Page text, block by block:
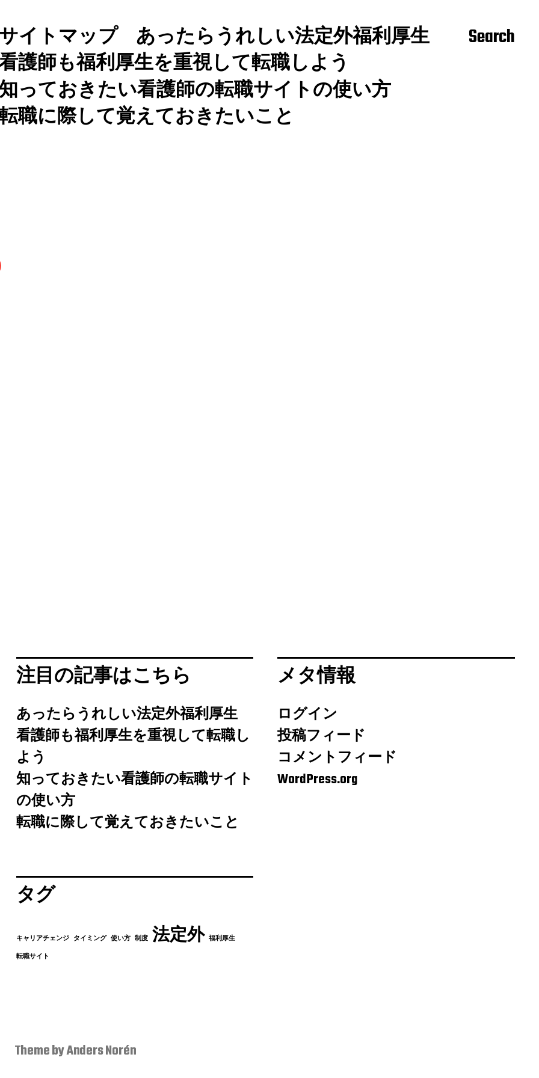
イトマップ
あったらうれしい法定外福利厚生
護師も福利厚生を重視して転職しよう
っておきたい看護師の転職サイトの使い方
職に際して覚えておきたいこと
Search
注目の記事はこちら
あったらうれしい法定外福利厚生
看護師も福利厚生を重視して転職し
よう
知っておきたい看護師の転職サイト
の使い方
転職に際して覚えておきたいこと
タグ
キャリアチェンジ タイミング 使い方 制度 法定外 福利厚生
転職サイト
メタ情報
ログイン
投稿フィード
コメントフィード
WordPress.org
Theme byAnders Norén